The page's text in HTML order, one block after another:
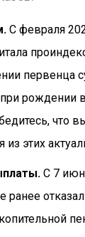
С февраля
первенца
рождении
что
из этих
С 7
ранее